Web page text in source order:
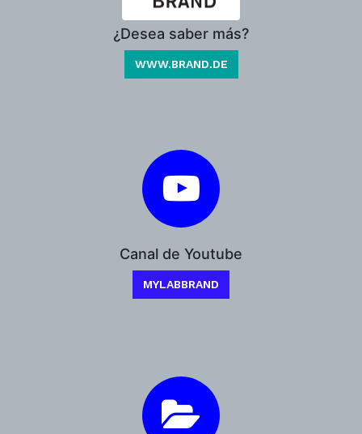
¿Desea saber más?
WWW.BRAND.DE
Canal de Youtube
MYLABBRAND